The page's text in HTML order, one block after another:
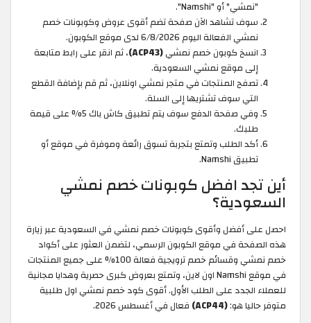
"نمشي" أو "Namshi".
سوف تشاهد الآن صفحة تضم أقوى عروض وكوبونات خصم
نمشي الفعالة اليوم 6/8/2026 لدى موقع الكوبون.
انسخ كوبون خصم نمشي(ACP43)
، ثم انقر على رابط متابعة
إلى موقع نمشي السعودية.
تصفح المنتجات في متجر نمشي اونلاين، ثم قم بإضافة القطع
التي سوف تشتريها إلى السلة.
وفي صفحة الدفع سوف يتم تطبيق كاش باك 5% على قيمة
طلبك.
أكد الطلب وتمتع بتجربة تسوق رائعة وموفرة في موقع أو
تطبيق Namshi.
أين تجد افضل كوبونات خصم نمشي
السعودية؟
احصل على أفضل وأقوى كوبونات خصم نمشي في السعودية عبر زيارة
هذه الصفحة في موقع الكوبون الرسمي، لتضمن العثور على أكواد
خصم نمشي وقسائم خصم ترويجية فعالة 100% على جميع المنتجات
في موقع Namshi اون لاين، وتمتع بعروض كبرى حصرية وهدايا مجانية
للعملاء الجدد على الطلب الأول. أقوى كود خصم نمشي اول طلبية
متوفر حاليا هو:(ACP44) فعال في أغسطس 2026.